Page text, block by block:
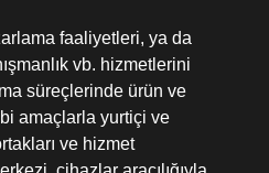
faaliyetleri, ya da
vb. hizmetlerini
süreçlerinde ürün ve
amaçlarla yurtiçi ve
ve hizmet